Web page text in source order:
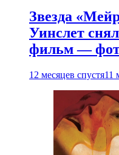
Звезда
Уинслет
фильм —
12 месяцев спустя11